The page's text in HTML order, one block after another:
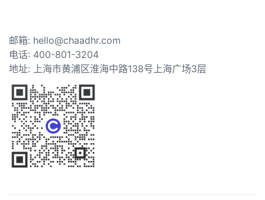
邮箱: hello@chaadhr.com
电话: 400-801-3204
地址: 上海市黄浦区淮海中路138号上海广场3层